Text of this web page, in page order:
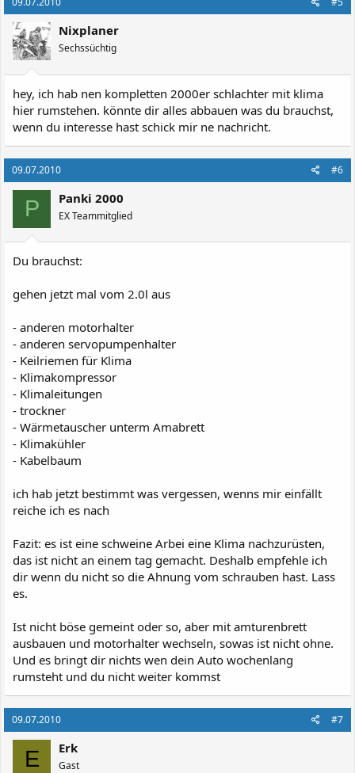
Nixplaner
Sechssüchtig
hey, ich hab nen kompletten 2000er schlachter mit klima
hier rumstehen. könnte dir alles abbauen was du brauchst,
wenn du interesse hast schick mir ne nachricht.
09.07.2010 #6
P Panki 2000
EX Teammitglied
Du brauchst:
gehen jetzt mal vom 2.0l aus
- anderen motorhalter
- anderen servopumpenhalter
- Keilriemen für Klima
- Klimakompressor
- Klimaleitungen
- trockner
- Wärmetauscher unterm Amabrett
- Klimakühler
- Kabelbaum
ich hab jetzt bestimmt was vergessen, wenns mir einfällt
reiche ich es nach
Fazit: es ist eine schweine Arbei eine Klima nachzurüsten,
das ist nicht an einem tag gemacht. Deshalb empfehle ich
dir wenn du nicht so die Ahnung vom schrauben hast. Lass
es.
Ist nicht böse gemeint oder so, aber mit amturenbrett
ausbauen und motorhalter wechseln, sowas ist nicht ohne.
Und es bringt dir nichts wen dein Auto wochenlang
rumsteht und du nicht weiter kommst
09.07.2010 #7
E Erk
Gast